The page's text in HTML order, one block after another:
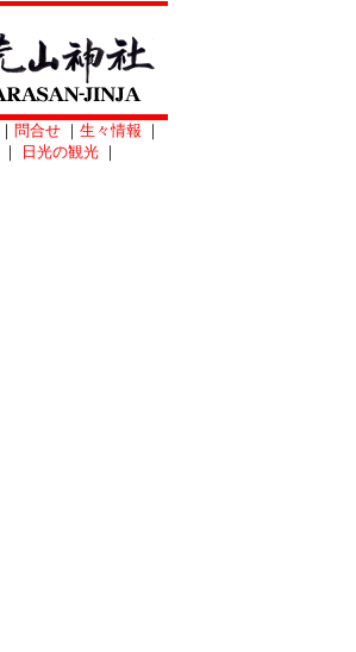
｜ 問合せ ｜ 生々情報 ｜
｜ 日光の観光 ｜